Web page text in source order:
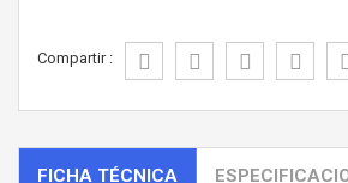
Compartir :
FICHA TÉCNICA